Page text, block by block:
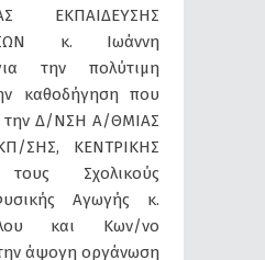
ΕΚΠΑΙΔΕΥΣΗΣ
κ. Ιωάννη
την πολύτιμη
καθοδήγηση που
την Δ/ΝΣΗ Α/ΘΜΙΑΣ
ΣΗΣ, ΚΕΝΤΡΙΚΗΣ
Σχολικούς
Αγωγής κ.
και Κων/νο
άψογη οργάνωση